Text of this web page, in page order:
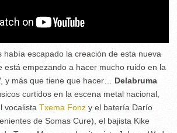
había escapado la creación de esta nueva
está empezando a hacer mucho ruido en la
, y más que tiene que hacer… Delabruma
curtidos en la escena metal nacional,
vocalista Txema Fonz y el batería Darío
de Somas Cure), el bajista Kike